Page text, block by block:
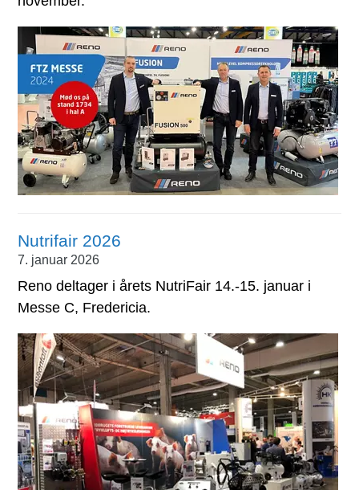
Nutrifair 2026
7. januar 2026
Reno deltager i årets NutriFair 14.-15. januar i
Messe C, Fredericia.